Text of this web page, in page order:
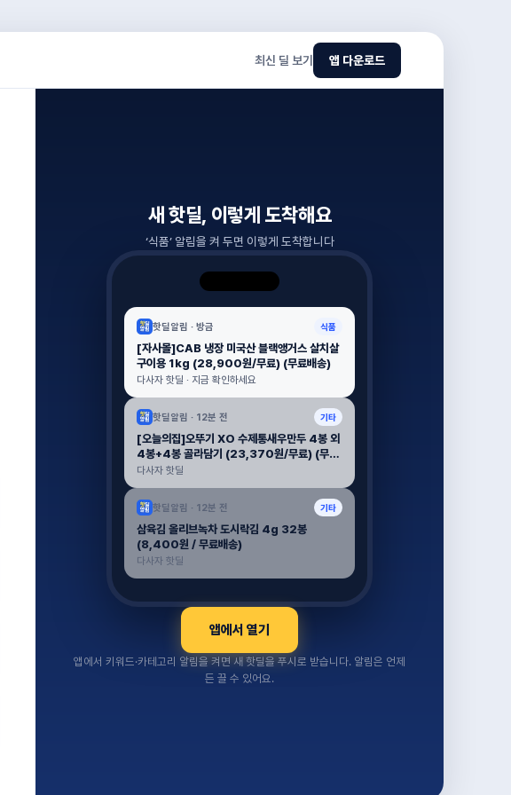
최신 딜 보기 앱 다운로드
새 핫딜, 이렇게 도착해요
‘식품’ 알림을 켜 두면 이렇게 도착합니다
핫딜알림 · 방금 식품
[자사몰]CAB 냉장 미국산 블랙앵거스 살치살
구이용 1kg (28,900원/무료) (무료배송)
다사자 핫딜 · 지금 확인하세요
핫딜알림 · 12분 전 기타
[오늘의집]오뚜기 XO 수제통새우만두 4봉 외
4봉+4봉 골라담기 (23,370원/무료) (무료
배송)
다사자 핫딜
핫딜알림 · 12분 전 기타
삼육김 올리브녹차 도시락김 4g 32봉
(8,400원 / 무료배송)
다사자 핫딜
앱에서 열기
앱에서 키워드·카테고리 알림을 켜면 새 핫딜을 푸시로 받습니다. 알림은 언제
든 끌 수 있어요.